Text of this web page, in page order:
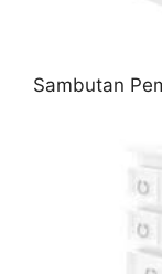
Sambutan